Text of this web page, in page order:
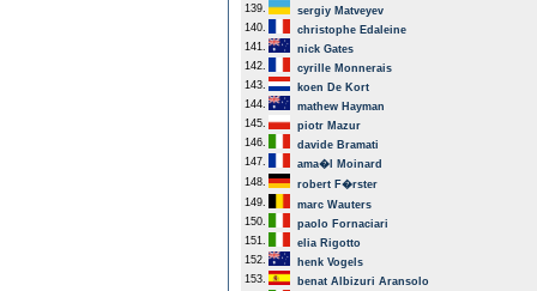
139.
sergiy Matveyev
140.
christophe Edaleine
141.
nick Gates
142.
cyrille Monnerais
143.
koen De Kort
144.
mathew Hayman
145.
piotr Mazur
146.
davide Bramati
147.
ama�l Moinard
148.
robert F�rster
149.
marc Wauters
150.
paolo Fornaciari
151.
elia Rigotto
152.
henk Vogels
153.
benat Albizuri Aransolo